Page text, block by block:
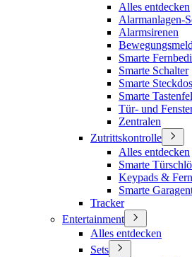
Alles entdecken
Alarmanlagen-
Alarmsirenen
Smarte
Smarte Schalter
Smarte
Smarte
Tür- und
Zentralen
Zutrittskontrolle
Alles entdecken
Smarte
Keypads &
Smarte
Tracker
Entertainment
Alles entdecken
Sets